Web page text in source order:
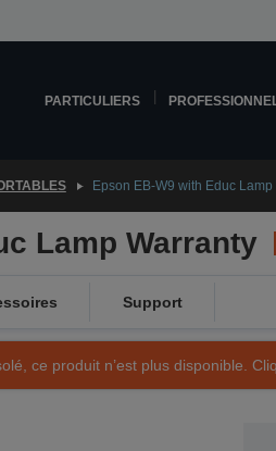
PARTICULIERS
Epson EB-W9 with Educ Lamp
Lamp Warranty
Support
ce produit n’est plus disponible.